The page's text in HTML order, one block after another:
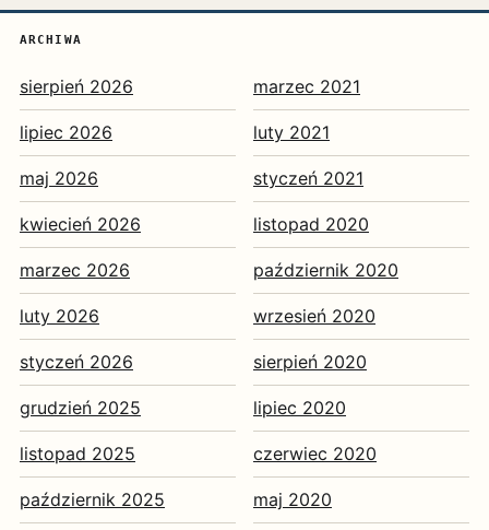
ARCHIWA
sierpień 2026
lipiec 2026
maj 2026
kwiecień 2026
marzec 2026
luty 2026
styczeń 2026
grudzień 2025
listopad 2025
październik 2025
marzec 2021
luty 2021
styczeń 2021
listopad 2020
październik 2020
wrzesień 2020
sierpień 2020
lipiec 2020
czerwiec 2020
maj 2020